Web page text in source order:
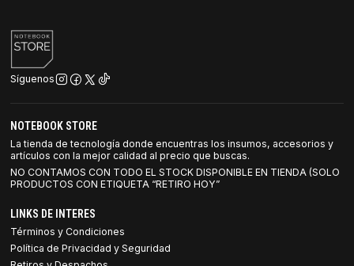
Síguenos
NOTEBOOK STORE
La tienda de tecnología donde encuentras los insumos, accesorios y
artículos con la mejor calidad al precio que buscas.
NO CONTAMOS CON TODO EL STOCK DISPONIBLE EN TIENDA (SOLO
PRODUCTOS CON ETIQUETA “RETIRO HOY”
LINKS DE INTERES
Términos y Condiciones
Política de Privacidad y Seguridad